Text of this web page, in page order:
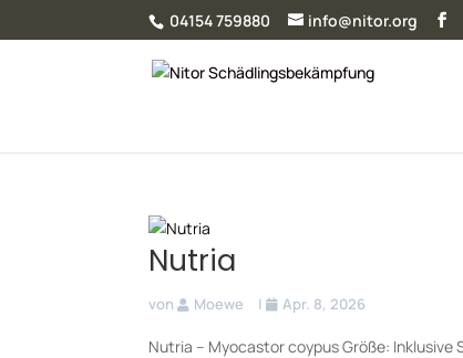
04154 759880 info@nitor.org
Nutria
von Moewe | Apr. 8, 2026
Nutria – Myocastor coypus Größe: Inklusive